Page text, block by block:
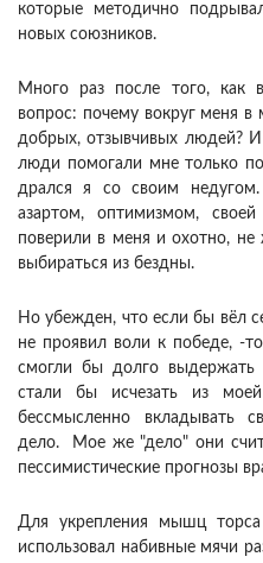
которые методично
новых союзников.
Много раз после того, как
вопрос: почему вокруг меня в
добрых, отзывчивых людей?
люди помогали мне только
дрался я со своим
азартом, оптимизмом,
поверили в меня и охотно,
выбираться из бездны.
Но убежден, что если бы вёл
не проявил воли к победе, -
смогли бы долго выдержать
стали бы исчезать из
бессмысленно вкладывать
дело. Мое же "дело" они
пессимистические прогнозы
Для укрепления мышц
использовал набивные мячи